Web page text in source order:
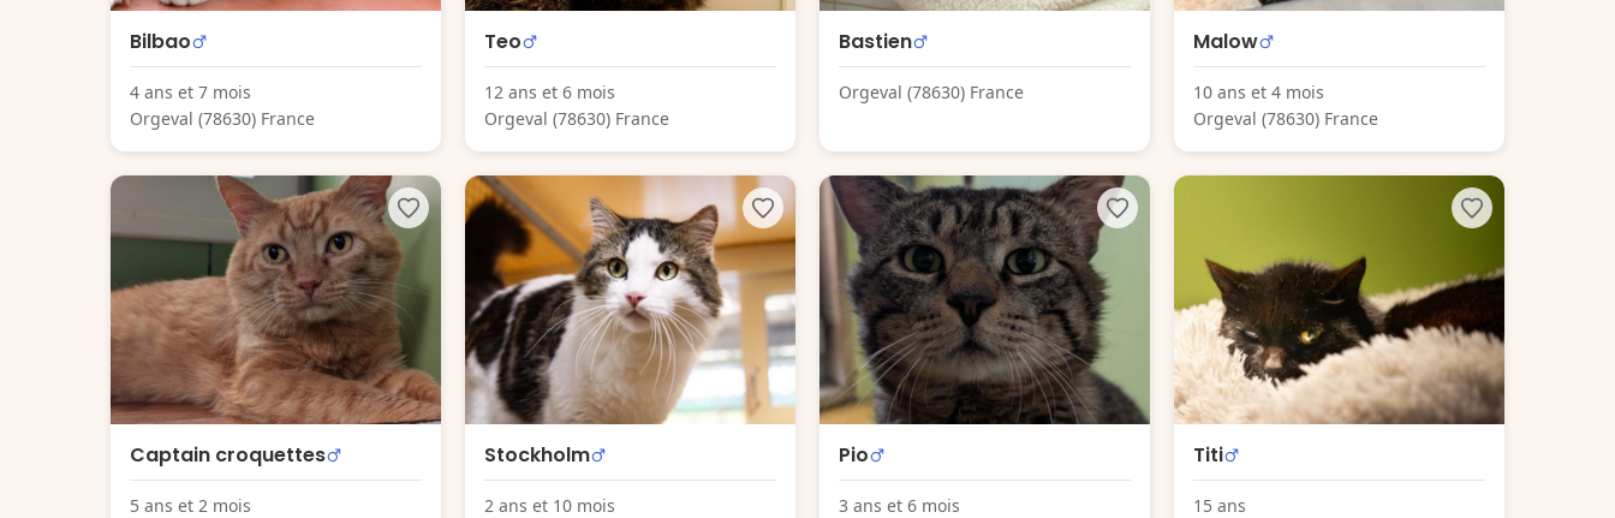
Bilbao
4 ans et 7 mois
Orgeval (78630) France
Teo
12 ans et 6 mois
Orgeval (78630) France
Bastien
Orgeval (78630) France
Malow
10 ans et 4 mois
Orgeval (78630) France
Captain croquettes
5 ans et 2 mois
Stockholm
2 ans et 10 mois
Pio
3 ans et 6 mois
Titi
15 ans